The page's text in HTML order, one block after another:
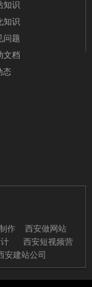
知识
知识
问题
文档
态
作
西安做网站
西安短视频营
安建站公司